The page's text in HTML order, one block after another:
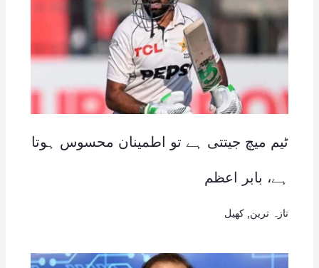
ٹیم میچ جیتتی ہے تو اطمینان محسوس ہوتا
ہے، بابر اعظم
تازہ ترین کھیل